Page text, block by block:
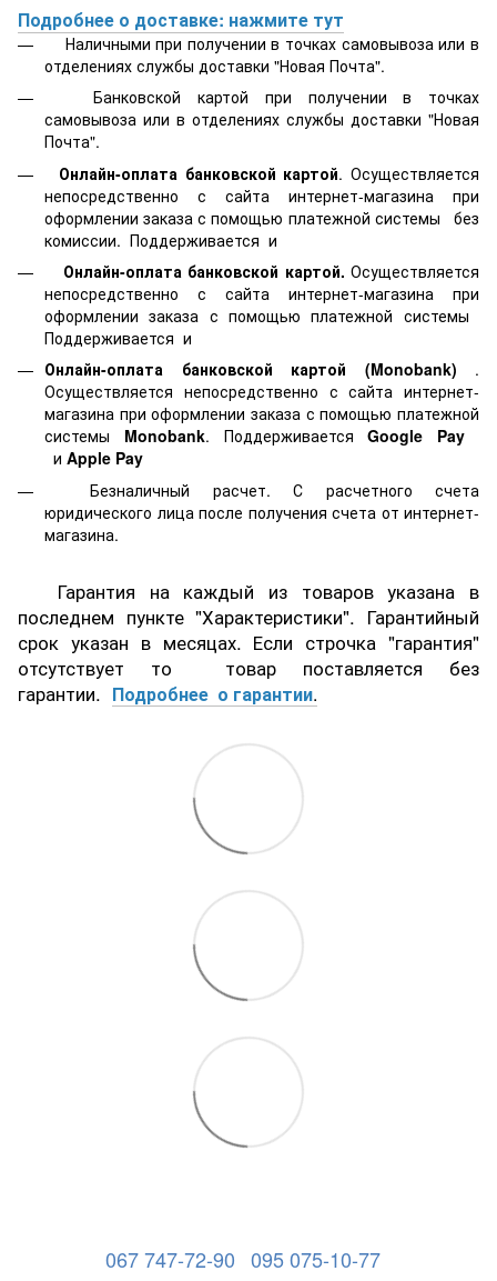
Подробнее о доставке: нажмите тут
Наличными при получении в точках самовывоза или в
отделениях службы доставки "Новая Почта".
Банковской картой при получении в точках
самовывоза или в отделениях службы доставки "Новая
Почта".
Онлайн-оплата банковской картой. Осуществляется
непосредственно с сайта интернет-магазина при
оформлении заказа с помощью платежной системы
без
комиссии. Поддерживается и
Онлайн-оплата банковской картой. Осуществляется
непосредственно с сайта интернет-магазина при
оформлении заказа с помощью платежной системы
Поддерживается и
Онлайн-оплата банковской картой
(Monobank) .
Осуществляется непосредственно с сайта интернет-
магазина при оформлении заказа с помощью платежной
системы Monobank. ПоддерживаетсяGoogle Pay
и Apple Pay
Безналичный расчет. С расчетного счета
юридического лица после получения счета от интернет-
магазина.
Гарантия на каждый из товаров указана в
последнем пункте "Характеристики". Гарантийный
срок указан в месяцах. Если строчка "гарантия"
отсутствует то товар поставляется без
гарантии. Подробнее о гарантии.
067 747-72-90 095 075-10-77